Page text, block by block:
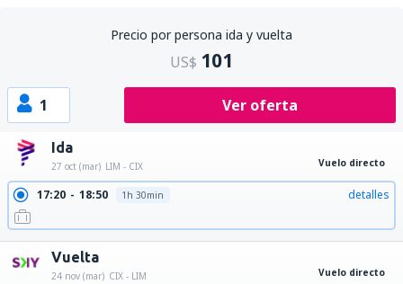
Precio por persona ida y vuelta
US$ 101
1 Ver oferta
Ida
27 oct (mar) LIM - CIX Vuelo directo
17:20 18:50 1h 30min detalles
Vuelta
24 nov (mar) CIX - LIM Vuelo directo